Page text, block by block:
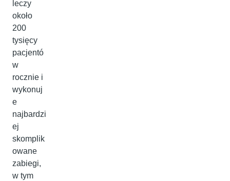
leczy
około
200
tysięcy
pacjentó
w
rocznie i
wykonuj
e
najbardzi
ej
skomplik
owane
zabiegi,
w tym